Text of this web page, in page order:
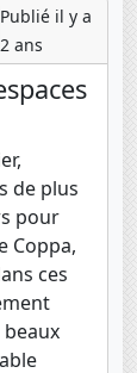
Publié il y a
2 ans
de plus
pour
Coppa,
ces